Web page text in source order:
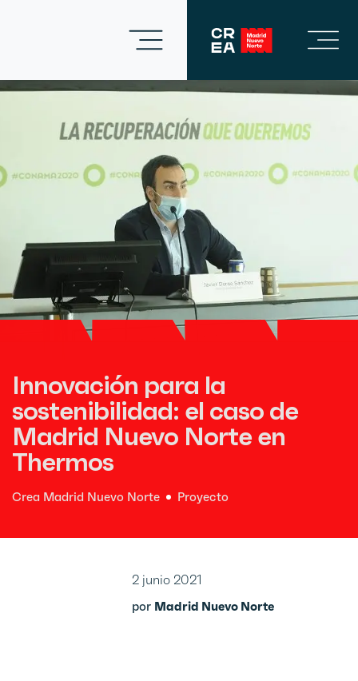
Innovación para la
sostenibilidad: el caso de
Madrid Nuevo Norte en
Thermos
Crea Madrid Nuevo Norte Proyecto
2 junio 2021
por Madrid Nuevo Norte